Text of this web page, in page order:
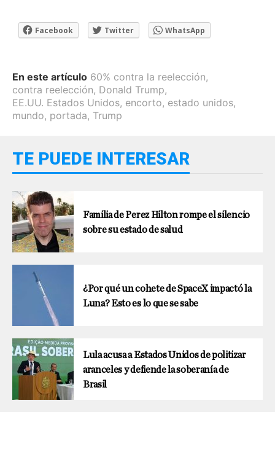
Facebook Twitter WhatsApp
En este artículo 60% contra la reelección,
contra reelección, Donald Trump,
EE.UU. Estados Unidos, encorto, estado unidos,
mundo, portada, Trump
TE PUEDE INTERESAR
Familia de Perez Hilton rompe el silencio
sobre su estado de salud
¿Por qué un cohete de SpaceX impactó la
Luna? Esto es lo que se sabe
Lula acusa a Estados Unidos de politizar
aranceles y defiende la soberanía de
Brasil